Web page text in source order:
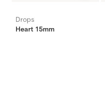
Drops
Heart 15mm